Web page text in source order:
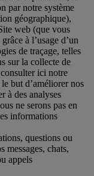
par notre système
géographique),
web (que vous
à l’usage d’un
de traçage, telles
sur la collecte de
ici notre
but d’améliorer nos
à des analyses
ne serons pas en
informations
questions ou
messages, chats,
appels